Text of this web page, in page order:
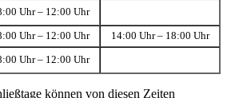
Uhr – 12:00 Uhr
Uhr – 12:00 Uhr 14:00 Uhr – 18:00 Uhr
Uhr – 12:00 Uhr
können von diesen Zeiten